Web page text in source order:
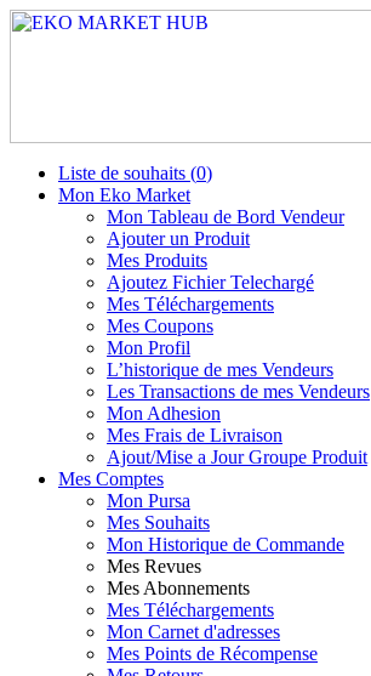
Liste de souhaits (0)
Mon Eko Market
Mon Tableau de Bord Vendeur
Ajouter un Produit
Mes Produits
Ajoutez Fichier Telechargé
Mes Téléchargements
Mes Coupons
Mon Profil
L’historique de mes Vendeurs
Les Transactions de mes Vendeurs
Mon Adhesion
Mes Frais de Livraison
Ajout/Mise a Jour Groupe Produit
Mes Comptes
Mon Pursa
Mes Souhaits
Mon Historique de Commande
Mes Revues
Mes Abonnements
Mes Téléchargements
Mon Carnet d'adresses
Mes Points de Récompense